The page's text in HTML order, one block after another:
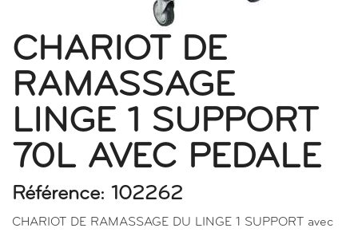
CHARIOT DE
RAMASSAGE
LINGE 1 SUPPORT
70L AVEC PEDALE
Référence: 102262
CHARIOT DE RAMASSAGE DU LINGE 1 SUPPORT avec